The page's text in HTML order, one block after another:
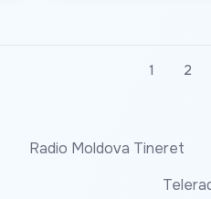
1 2
Radio Moldova Tineret